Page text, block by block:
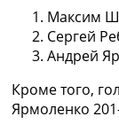
Лига
Таблицы
Максим
Сергей
Андрей
Кроме того,
Ярмоленко